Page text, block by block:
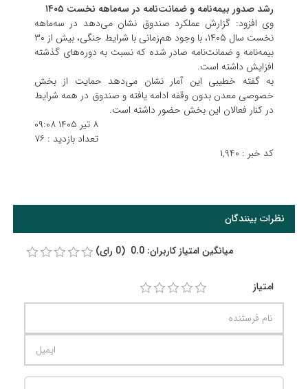
رشد صدور بیمه‌نامه و ضمانت‌نامه در سه‌ماهه نخست ۱۴۰۵
وی افزود: گزارش عملکرد صندوق نشان می‌دهد در سه‌ماهه
نخست سال ۱۴۰۵، با وجود هم‌زمانی با شرایط جنگی، بیش از ۳۰
بیمه‌نامه و ضمانت‌نامه صادر شده که نسبت به دوره‌های گذشته
افزایش داشته است.
به گفته خطیبی این آمار نشان می‌دهد حمایت از بخش
خصوصی معدن بدون وقفه ادامه یافته و صندوق در همه شرایط
در کنار فعالان این بخش حضور داشته است.
۸ تیر ۱۴۰۵
۰۹:۰۸
تعداد بازدید : ۷۶
کد خبر : ۱,۹۴۰
نظرات بینندگان
میانگین امتیاز کاربران: 0.0 (0 رای)
امتیاز